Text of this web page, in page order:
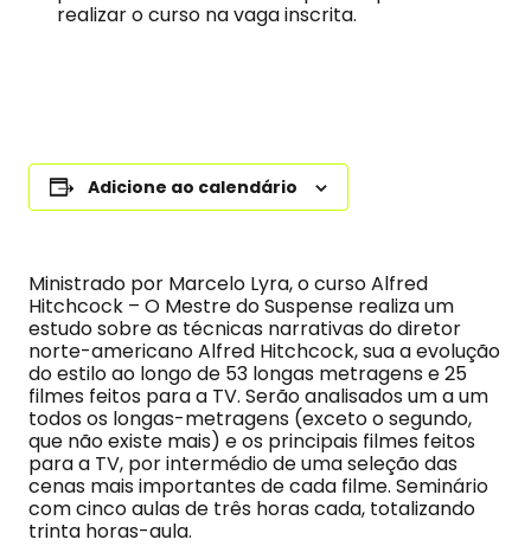
realizar o curso na vaga inscrita.
Adicione ao calendário
Ministrado por Marcelo Lyra, o curso Alfred
Hitchcock – O Mestre do Suspense realiza um
estudo sobre as técnicas narrativas do diretor
norte-americano Alfred Hitchcock, sua a evolução
do estilo ao longo de 53 longas metragens e 25
filmes feitos para a TV. Serão analisados um a um
todos os longas-metragens (exceto o segundo,
que não existe mais) e os principais filmes feitos
para a TV, por intermédio de uma seleção das
cenas mais importantes de cada filme. Seminário
com cinco aulas de três horas cada, totalizando
trinta horas-aula.